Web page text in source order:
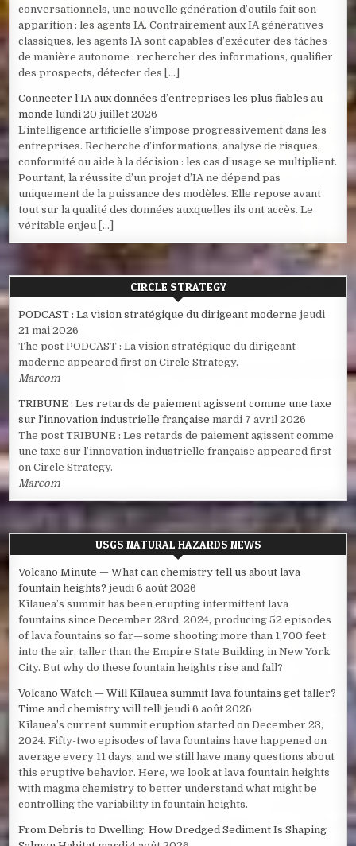
conversationnels, une nouvelle génération d’outils fait son
apparition : les agents IA. Contrairement aux IA génératives
classiques, les agents IA sont capables d’exécuter des tâches
de manière autonome : rechercher des informations, qualifier
des prospects, détecter des […]
Connecter l’IA aux données d’entreprises les plus fiables au
monde lundi 20 juillet 2026
L’intelligence artificielle s’impose progressivement dans les
entreprises. Recherche d’informations, analyse de risques,
conformité ou aide à la décision : les cas d’usage se multiplient.
Pourtant, la réussite d’un projet d’IA ne dépend pas
uniquement de la puissance des modèles. Elle repose avant
tout sur la qualité des données auxquelles ils ont accès. Le
véritable enjeu […]
CIRCLE STRATEGY
PODCAST : La vision stratégique du dirigeant moderne jeudi
21 mai 2026
The post PODCAST : La vision stratégique du dirigeant
moderne appeared first on Circle Strategy.
Marcom
TRIBUNE : Les retards de paiement agissent comme une taxe
sur l’innovation industrielle française mardi 7 avril 2026
The post TRIBUNE : Les retards de paiement agissent comme
une taxe sur l’innovation industrielle française appeared first
on Circle Strategy.
Marcom
USGS NATURAL HAZARDS NEWS
Volcano Minute — What can chemistry tell us about lava
fountain heights? jeudi 6 août 2026
Kīlauea’s summit has been erupting intermittent lava
fountains since December 23rd, 2024, producing 52 episodes
of lava fountains so far—some shooting more than 1,700 feet
into the air, taller than the Empire State Building in New York
City. But why do these fountain heights rise and fall?
Volcano Watch — Will Kīlauea summit lava fountains get taller?
Time and chemistry will tell! jeudi 6 août 2026
Kīlauea’s current summit eruption started on December 23,
2024. Fifty-two episodes of lava fountains have happened on
average every 11 days, and we still have many questions about
this eruptive behavior. Here, we look at lava fountain heights
with magma chemistry to better understand what might be
controlling the variability in fountain heights.
From Debris to Dwelling: How Dredged Sediment Is Shaping